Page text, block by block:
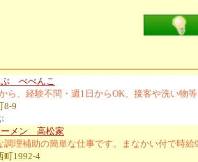
ぶ べべんこ
ら、経験不問・週1日からOK、接客や洗い物
8-9
ーメン 高松家
調理補助の簡単な仕事です。まなかい付で時給
町1992-4